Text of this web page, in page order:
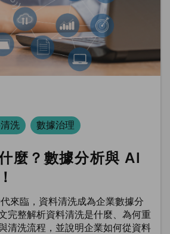
洗 數據治理
麼？數據分析與 AI
來臨，資料清洗成為企業數據分
完整解析資料清洗是什麼、為何重
清洗流程，並說明企業如何從資料